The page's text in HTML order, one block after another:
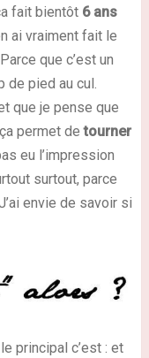
fait bientôt 6 ans
ai vraiment fait le
que c’est un
de pied au cul.
que je pense que
ça permet detourner
eu l’impression
surtout, parce
envie de savoir si
principal c’est : et